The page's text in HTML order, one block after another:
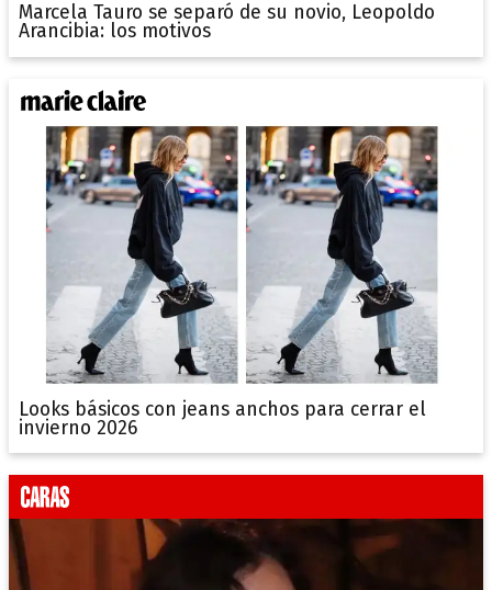
Marcela Tauro se separó de su novio, Leopoldo
Arancibia: los motivos
Looks básicos con jeans anchos para cerrar el
invierno 2026